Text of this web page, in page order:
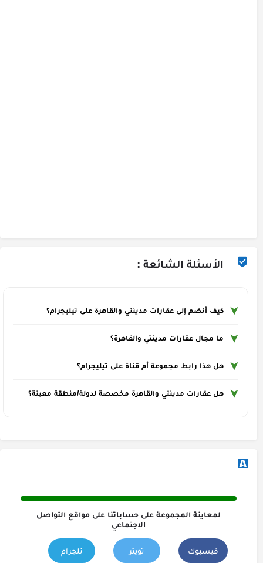
الأسئلة الشائعة :
كيف أنضم إلى عقارات مدينتي والقاهرة على تيليجرام؟
ما مجال عقارات مدينتي والقاهرة؟
هل هذا رابط مجموعة أم قناة على تيليجرام؟
هل عقارات مدينتي والقاهرة مخصصة لدولة/منطقة معينة؟
لمعاينة المجموعة على حساباتنا على مواقع التواصل
الاجتماعي
فيسبوك تويتر تلجرام